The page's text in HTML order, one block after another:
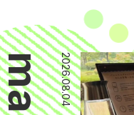
2026.08.04